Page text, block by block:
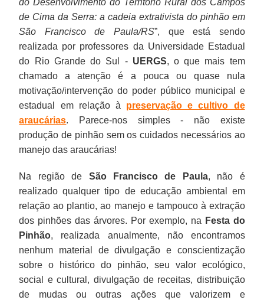
de Cima da Serra: a cadeia extrativista do pinhão em
São Francisco de Paula/RS”, que está sendo
realizada por professores da Universidade Estadual
do Rio Grande do Sul - UERGS, o que mais tem
chamado a atenção é a pouca ou quase nula
motivação/intervenção do poder público municipal e
estadual em relação à preservação e cultivo de
araucárias. Parece-nos simples - não existe
produção de pinhão sem os cuidados necessários ao
manejo das araucárias!
Na região de São Francisco de Paula, não é
realizado qualquer tipo de educação ambiental em
relação ao plantio, ao manejo e tampouco à extração
dos pinhões das árvores. Por exemplo, na Festa do
Pinhão, realizada anualmente, não encontramos
nenhum material de divulgação e conscientização
sobre o histórico do pinhão, seu valor ecológico,
social e cultural, divulgação de receitas, distribuição
de mudas ou outras ações que valorizem e